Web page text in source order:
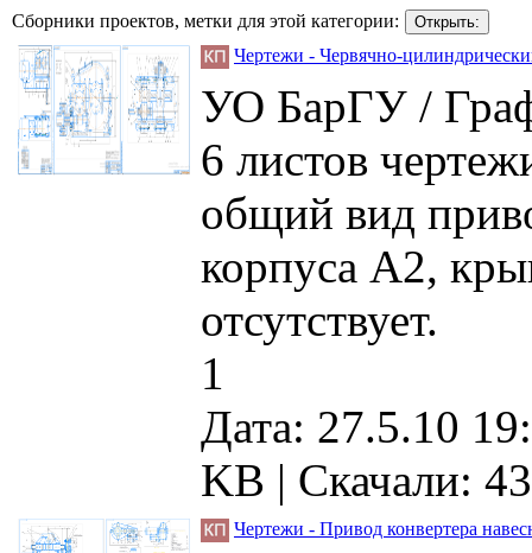
Сборники проектов, метки для этой категории:
Чертежи - Червячно-
УО БарГУ /
6 листов
общий вид
корпуса А2,
отсутствует.
1
Дата: 27.5.10
KB | Скачали: 43
Чертежи - Привод конвертера